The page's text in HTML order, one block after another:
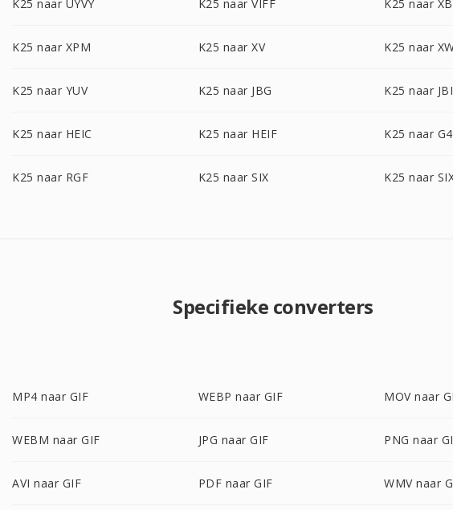
K25 naar UYVY K25 naar VIFF K25 naar
K25 naar XPM K25 naar XV K25 naar
K25 naar YUV K25 naar JBG K25 naar
K25 naar HEIC K25 naar HEIF K25 naar G4
K25 naar RGF K25 naar SIX K25 naar
Specifieke converters
MP4 naar GIF WEBP naar GIF MOV naar
WEBM naar GIF JPG naar GIF PNG naar
AVI naar GIF PDF naar GIF WMV naar